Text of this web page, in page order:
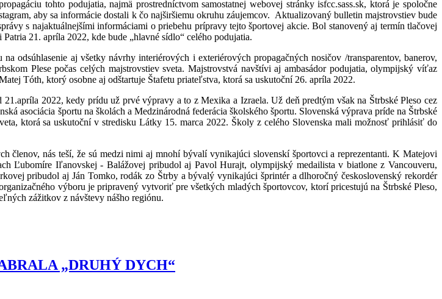
tohto podujatia, najmä prostredníctvom samostatnej webovej stránky isfcc.sass.sk, ktorá je spoločne
aby sa informácie dostali k čo najširšiemu okruhu záujemcov. Aktualizovaný bulletin majstrovstiev bude
s najaktuálnejšími informáciami o priebehu prípravy tejto športovej akcie. Bol stanovený aj termín tlačovej
21. apríla 2022, kde bude „hlavné sídlo“ celého podujatia.
odsúhlasenie aj všetky návrhy interiérových i exteriérových propagačných nosičov /transparentov, banerov,
Plese počas celých majstrovstiev sveta. Majstrovstvá navštívi aj ambasádor podujatia, olympijský víťaz
Tóth, ktorý osobne aj odštartuje Štafetu priateľstva, ktorá sa uskutoční 26. apríla 2022.
2022, kedy prídu už prvé výpravy a to z Mexika a Izraela. Už deň predtým však na Štrbské Pleso cez
asociácia športu na školách a Medzinárodná federácia školského športu. Slovenská výprava príde na Štrbské
ktorá sa uskutoční v stredisku Látky 15. marca 2022. Školy z celého Slovenska mali možnosť prihlásiť do
členov, nás teší, že sú medzi nimi aj mnohí bývalí vynikajúci slovenskí športovci a reprezentanti. K Matejovi
Ľubomíre Iľanovskej - Balážovej pribudol aj Pavol Hurajt, olympijský medailista v biatlone z Vancouveru,
pribudol aj Ján Tomko, rodák zo Štrby a bývalý vynikajúci šprintér a dlhoročný československý rekordér
výboru je pripravený vytvoriť pre všetkých mladých športovcov, ktorí pricestujú na Štrbské Pleso,
zážitkov z návštevy nášho regiónu.
„DRUHÝ DYCH“